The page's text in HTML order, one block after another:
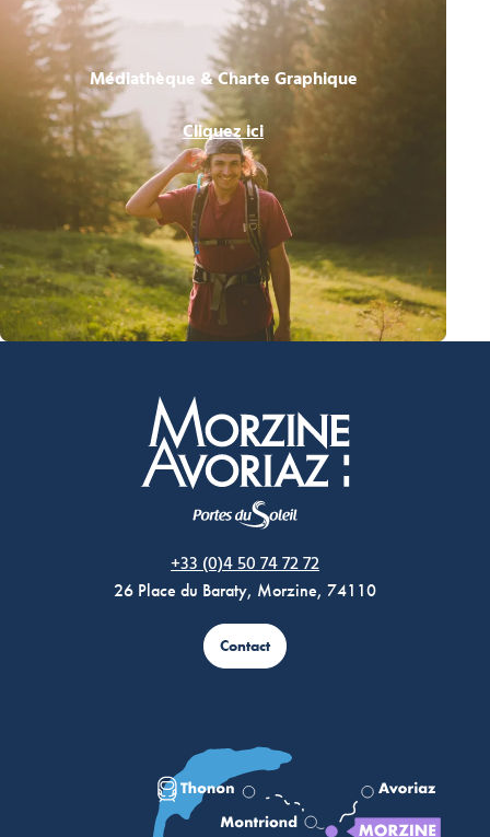
Médiathèque & Charte Graphique
Cliquez ici
+33 (0)4 50 74 72 72
26 Place du Baraty, Morzine, 74110
Contact